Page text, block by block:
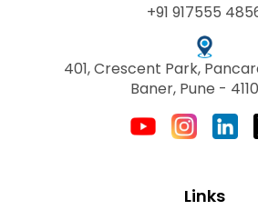
+91 917555
401, Crescent Park,
Baner, Pune -
Links